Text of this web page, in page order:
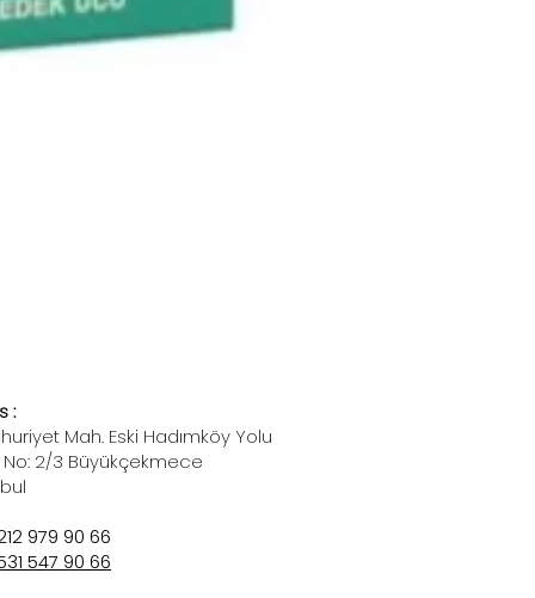
:
Mah. Eski Hadımköy Yolu
No: 2/3 Büyükçekmece
979 90 66
547 90 66